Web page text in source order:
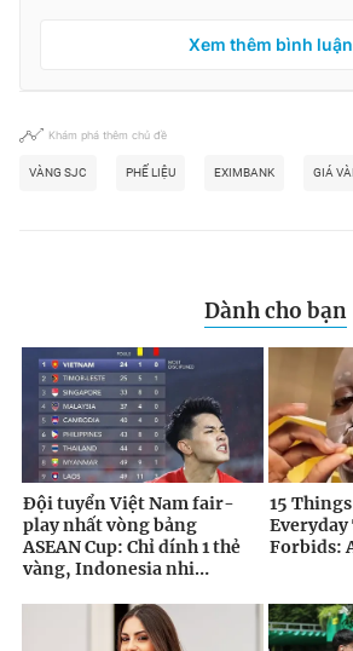
Xem thêm bình luận
Khám phá thêm chủ đề
VÀNG SJC PHẾ LIỆU EXIMBANK GIÁ